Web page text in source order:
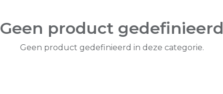
Geen product gedefinieerd
Geen product gedefinieerd in deze categorie.